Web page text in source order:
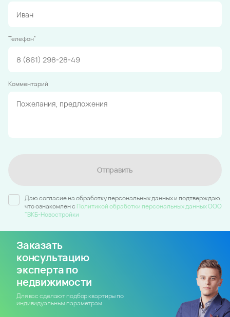
Телефон*
Комментарий
Отправить
Даю согласие на обработку персональных данных и подтверждаю,
что ознакомлен c Политикой обработки персональных данных ООО
"ВКБ-Новостройки
Заказать
консультацию
эксперта по
недвижимости
Для вас сделают подбор квартиры по
индивидуальным параметрам